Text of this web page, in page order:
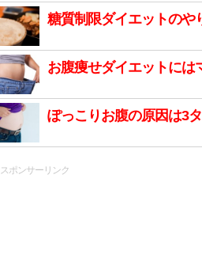
糖質制限ダイエットのや
お腹痩せダイエットには
ぽっこりお腹の原因は3
スポンサーリンク